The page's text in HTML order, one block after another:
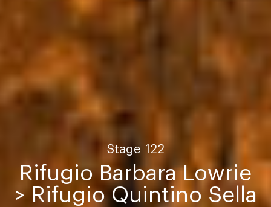
Stage 122
Rifugio Barbara Lowrie
> Rifugio Quintino Sella